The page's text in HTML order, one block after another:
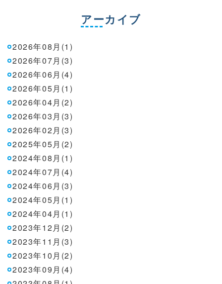
アーカイブ
2026年08月(1)
2026年07月(3)
2026年06月(4)
2026年05月(1)
2026年04月(2)
2026年03月(3)
2026年02月(3)
2025年05月(2)
2024年08月(1)
2024年07月(4)
2024年06月(3)
2024年05月(1)
2024年04月(1)
2023年12月(2)
2023年11月(3)
2023年10月(2)
2023年09月(4)